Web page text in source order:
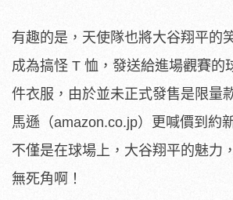
有趣的是，天使隊也將大谷翔平的
成為搞怪 T 恤，發送給進場觀賽的
件衣服，由於並未正式發售是限量
馬遜（amazon.co.jp）更喊價到約
不僅是在球場上，大谷翔平的魅力
無死角啊！